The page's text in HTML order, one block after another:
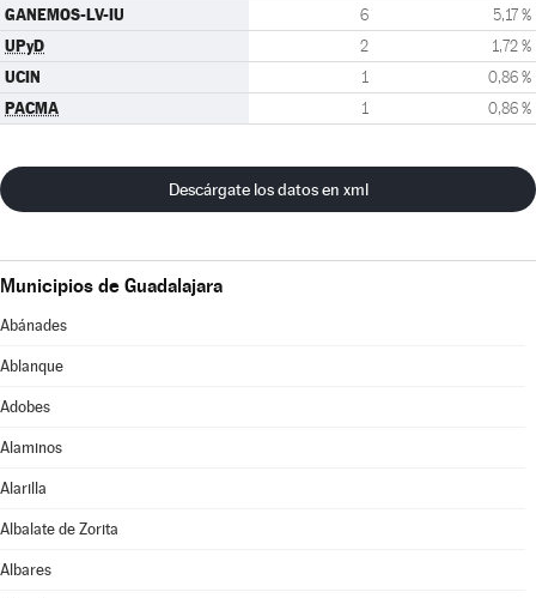
GANEMOS-LV-IU 6 5,17 %
UPyD 2 1,72 %
UCIN 1 0,86 %
PACMA 1 0,86 %
Descárgate los datos en xml
Municipios de Guadalajara
Abánades
Ablanque
Adobes
Alaminos
Alarilla
Albalate de Zorita
Albares